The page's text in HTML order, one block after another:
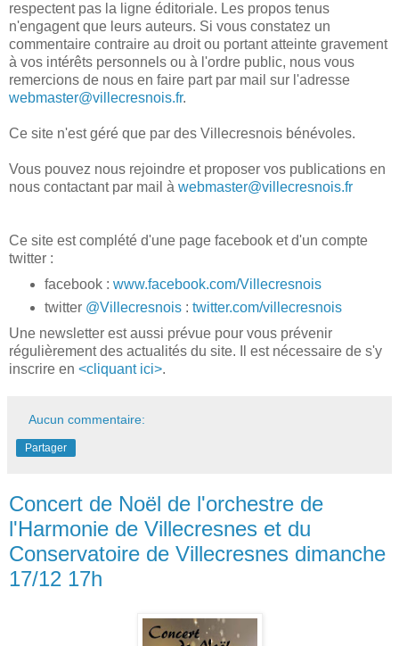
respectent pas la ligne éditoriale. Les propos tenus
n'engagent que leurs auteurs. Si vous constatez un
commentaire contraire au droit ou portant atteinte gravement
à vos intérêts personnels ou à l'ordre public, nous vous
remercions de nous en faire part par mail sur l'adresse
webmaster@villecresnois.fr.
Ce site n'est géré que par des Villecresnois bénévoles.
Vous pouvez nous rejoindre et proposer vos publications en
nous contactant par mail à webmaster@villecresnois.fr
Ce site est complété d'une page facebook et d'un compte
twitter :
facebook : www.facebook.com/Villecresnois
twitter @Villecresnois: twitter.com/villecresnois
Une newsletter est aussi prévue pour vous prévenir
régulièrement des actualités du site. Il est nécessaire de s'y
inscrire en <cliquant ici>.
Aucun commentaire:
Partager
Concert de Noël de l'orchestre de
l'Harmonie de Villecresnes et du
Conservatoire de Villecresnes dimanche
17/12 17h